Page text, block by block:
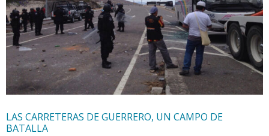
LAS CARRETERAS DE GUERRERO, UN CAMPO DE
BATALLA